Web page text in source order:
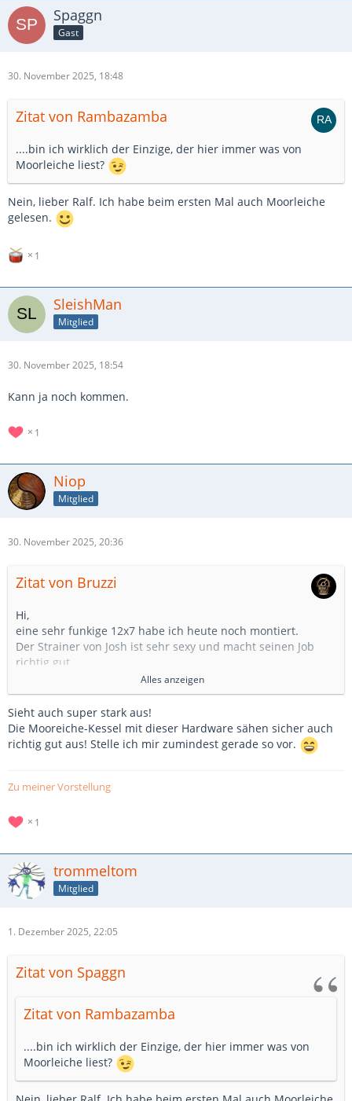
Spaggn
Gast
30. November 2025, 18:48
Zitat von Rambazamba
....bin ich wirklich der Einzige, der hier immer was von
Moorleiche liest?
Nein, lieber Ralf. Ich habe beim ersten Mal auch Moorleiche
gelesen.
1
SleishMan
Mitglied
30. November 2025, 18:54
Kann ja noch kommen.
1
Niop
Mitglied
30. November 2025, 20:36
Zitat von Bruzzi
Hi,
eine sehr funkige 12x7 habe ich heute noch montiert.
Der Strainer von Josh ist sehr sexy und macht seinen Job
richtig gut.
Lieben Gruß
Alles anzeigen
Sieht auch super stark aus!
Die Mooreiche-Kessel mit dieser Hardware sähen sicher auch
richtig gut aus! Stelle ich mir zumindest gerade so vor.
Zu meiner Vorstellung
1
trommeltom
Mitglied
1. Dezember 2025, 22:05
Zitat von Spaggn
Zitat von Rambazamba
....bin ich wirklich der Einzige, der hier immer was von
Moorleiche liest?